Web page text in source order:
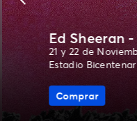
Ed Sheeran
21 y 22 de
Estadio
Comprar